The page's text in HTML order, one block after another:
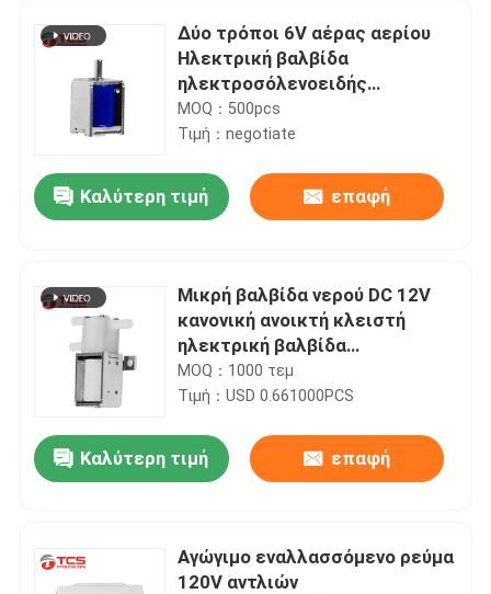
Δύο τρόποι 6V αέρας αερίου
Ηλεκτρική βαλβίδα
ηλεκτροσόλενοειδής
Μικροηλεκτρική Μινιατούρα
60mA
MOQ：500pcs
Τιμή：negotiate
Καλύτερη τιμή επαφή
Μικρή βαλβίδα νερού DC 12V
κανονική ανοικτή κλειστή
ηλεκτρική βαλβίδα
ηλεκτροσόλενοειδούς
προσαρμοσμένη
MOQ：1000 τεμ
Τιμή：USD 0.661000PCS
Καλύτερη τιμή επαφή
Αγώγιμο εναλλασσόμενο ρεύμα
120V αντλιών